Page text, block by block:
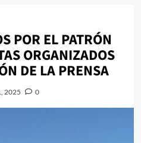
POR EL PATRÓN
ORGANIZADOS
DE LA PRENSA
2025 0